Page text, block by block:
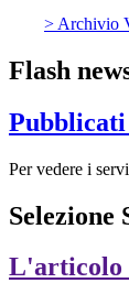
> Archivio
Flash
Per vedere i
Selezione
L'articolo